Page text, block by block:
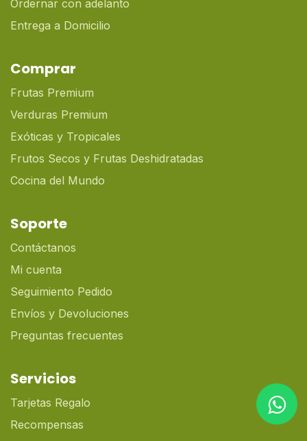
Ordernar con adelanto
Entrega a Domicilio
Comprar
Frutas Premium
Verduras Premium
Exóticas y Tropicales
Frutos Secos y Frutas Deshidratadas
Cocina del Mundo
Soporte
Contáctanos
Mi cuenta
Seguimiento Pedido
Envíos y Devoluciones
Preguntas frecuentes
Servicios
Tarjetas Regalo
Recompensas